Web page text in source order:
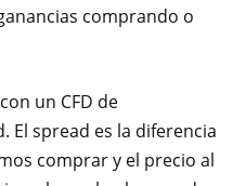
comprando o
un CFD de
El spread es la diferencia
comprar y el precio al